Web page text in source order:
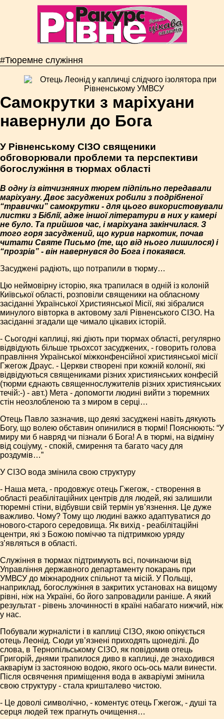
#Тюремне служіння
Самокрутки з маріхуани
навернули до Бога
У Рівненському СІЗО священики
обговорювали проблеми та перспективи
богослужіння в тюрмах області
В одну із вітчизняних тюрем підпільно передавали
маріхуану. Двоє засуджених робили з подрібненої
“травички” самокрутки - для цього використовували
листки з Біблії, адже іншої літератури в них у камері
не було. Та прийшов час, і маріхуана закінчилася. З
того горя засуджений, що курив наркотик, почав
читати Святе Письмо (те, що від нього лишилося) і
“прозрів” - він навернувся до Бога і покаявся.
Засуджені радіють, що потрапили в тюрму…
Цю неймовірну історію, яка трапилася в одній із колоній
Київської області, розповіли священики на обласному
засіданні Української Християнської Місії, які зібралися
минулого вівторка в актовому залі Рівненського СІЗО. На
засіданні згадали ще чимало цікавих історій.
- Сьогодні каплиці, які діють при тюрмах області, регулярно
відвідують більше трьохсот засуджених, - говорить голова
правління Української міжконфенсійної християнської місії
Гжегож Драус. - Церкви створені при кожній колонії, які
відвідуються священиками різних християнських конфесій
(тюрми єднають священнослужителів різних християнських
течій:-) - авт.) Мета - допомогти людині вийти з тюремних
стін неозлобленою та з миром в серці…
Отець Павло зазначив, що деякі засуджені навіть дякують
Богу, що волею обставин опинилися в тюрмі! Пояснюють: “У
миру ми б навряд чи пізнали б Бога! А в тюрмі, на відміну
від соціуму, - спокій, смирення та багато часу для
роздумів…”
У СІЗО вода змінила свою структуру
- Наша мета, - продовжує отець Гжегож, - створення в
області реабілітаційних центрів для людей, які залишили
тюремні стіни, відбувши свій термін ув’язнення. Це дуже
важливо. Чому? Тому що людині важко адаптуватися до
нового-старого середовища. Як вихід - реабілітаційні
центри, які з Божою поміччю та підтримкою уряду
з’являться в області.
Служіння в тюрмах підтримують всі, починаючи від
Управління державного департаменту покарань при
УМВСУ до міжнародних спільнот та місій. У Польщі,
наприклад, богослужіння в закритих установах на вищому
рівні, ніж на Україні, бо його запровадили раніше. А який
результат - рівень злочинності в країні набагато нижчий, ніж
у нас.
Побували журналісти і в каплиці СІЗО, якою опікується
отець Леонід. Сюди ув’язнені приходять щонеділі. До
слова, в Тернопільському СІЗО, як повідомив отець
Григорій, днями трапилося диво в каплиці, де знаходився
акваріум із застояною водою, якого ось-ось мали винести.
Після освячення приміщення вода в акваріумі змінила
свою структуру - стала кришталево чистою.
- Це доволі символічно, - коментує отець Гжегож, - душі та
серця людей теж прагнуть очищення…